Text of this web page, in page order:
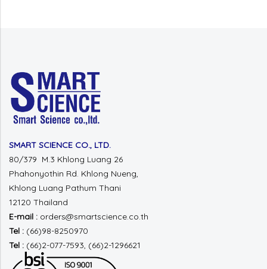
SMART SCIENCE CO., LTD.
80/379 M.3 Khlong Luang 26
Phahonyothin Rd. Khlong Nueng,
Khlong Luang Pathum Thani
12120 Thailand
E-mail : orders@smartscience.co.th
Tel : (66)98-8250970
Tel : (66)2-077-7593, (66)2-1296621